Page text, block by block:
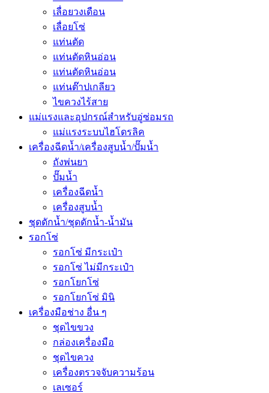
เลื่อยวงเดือน
เลื่อยโซ่
แท่นตัด
แท่นตัดหินอ่อน
แท่นตัดหินอ่อน
แท่นต๊าปเกลียว
ไขควงไร้สาย
แม่แรงและอุปกรณ์สำหรับอู่ซ่อมรถ
แม่แรงระบบไฮโดรลิค
เครื่องฉีดน้ำ/เครื่องสูบน้ำ/ปั๊มน้ำ
ถังพ่นยา
ปั๊มน้ำ
เครื่องฉีดน้ำ
เครื่องสูบน้ำ
ชุดดักน้ำ/ชุดดักน้ำ-น้ำมัน
รอกโซ่
รอกโซ่ มีกระเป๋า
รอกโซ่ ไม่มีกระเป๋า
รอกโยกโซ่
รอกโยกโซ่ มินิ
เครื่องมือช่าง อื่น ๆ
ชุดไขขวง
กล่องเครื่องมือ
ชุดไขควง
เครื่องตรวจจับความร้อน
เลเซอร์